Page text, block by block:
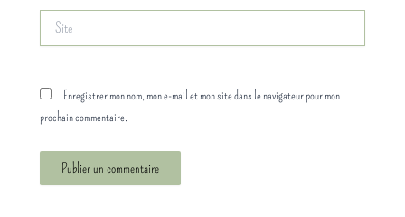
Enregistrer mon nom, mon e-mail et mon site dans le navigateur pour mon
prochain commentaire.